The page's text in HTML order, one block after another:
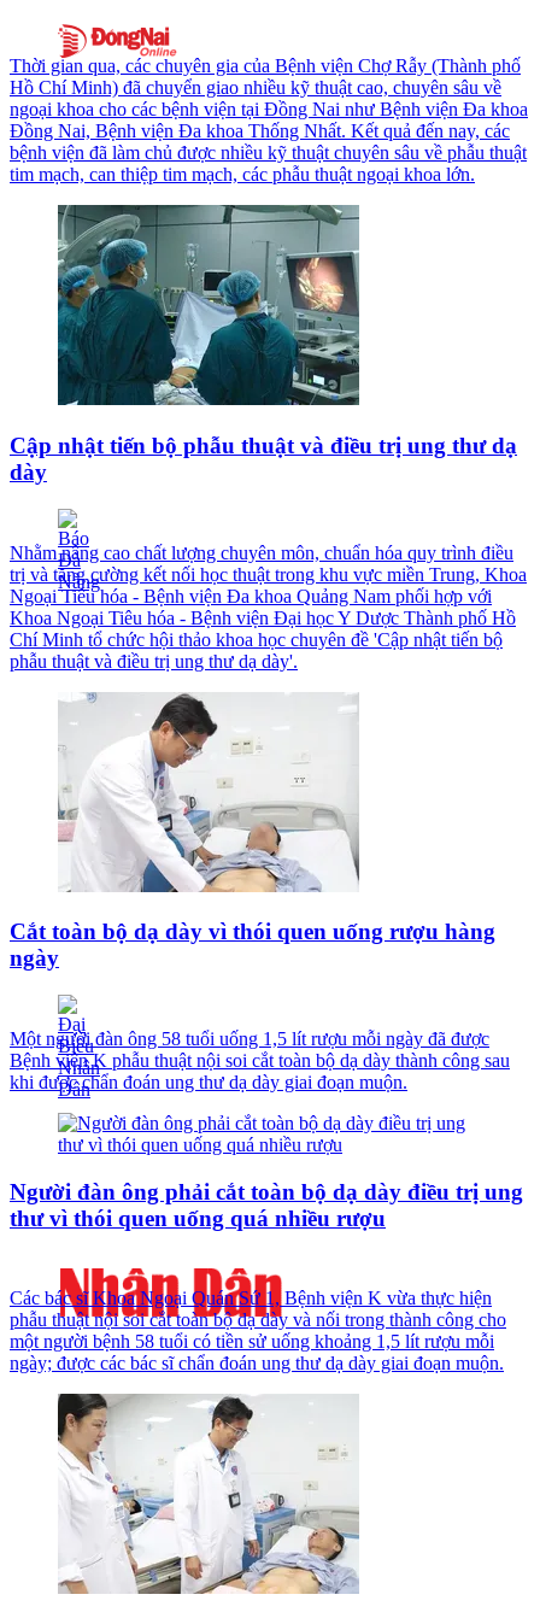
Thời gian qua, các chuyên gia của Bệnh viện Chợ Rẫy (Thành phố
Hồ Chí Minh) đã chuyển giao nhiều kỹ thuật cao, chuyên sâu về
ngoại khoa cho các bệnh viện tại Đồng Nai như Bệnh viện Đa khoa
Đồng Nai, Bệnh viện Đa khoa Thống Nhất. Kết quả đến nay, các
bệnh viện đã làm chủ được nhiều kỹ thuật chuyên sâu về phẫu thuật
tim mạch, can thiệp tim mạch, các phẫu thuật ngoại khoa lớn.
Cập nhật tiến bộ phẫu thuật và điều trị ung thư dạ
dày
Nhằm nâng cao chất lượng chuyên môn, chuẩn hóa quy trình điều
trị và tăng cường kết nối học thuật trong khu vực miền Trung, Khoa
Ngoại Tiêu hóa - Bệnh viện Đa khoa Quảng Nam phối hợp với
Khoa Ngoại Tiêu hóa - Bệnh viện Đại học Y Dược Thành phố Hồ
Chí Minh tổ chức hội thảo khoa học chuyên đề 'Cập nhật tiến bộ
phẫu thuật và điều trị ung thư dạ dày'.
Cắt toàn bộ dạ dày vì thói quen uống rượu hàng
ngày
Một người đàn ông 58 tuổi uống 1,5 lít rượu mỗi ngày đã được
Bệnh viện K phẫu thuật nội soi cắt toàn bộ dạ dày thành công sau
khi được chẩn đoán ung thư dạ dày giai đoạn muộn.
Người đàn ông phải cắt toàn bộ dạ dày điều trị ung
thư vì thói quen uống quá nhiều rượu
Các bác sĩ Khoa Ngoại Quán Sứ 1, Bệnh viện K vừa thực hiện
phẫu thuật nội soi cắt toàn bộ dạ dày và nối trong thành công cho
một người bệnh 58 tuổi có tiền sử uống khoảng 1,5 lít rượu mỗi
ngày; được các bác sĩ chẩn đoán ung thư dạ dày giai đoạn muộn.